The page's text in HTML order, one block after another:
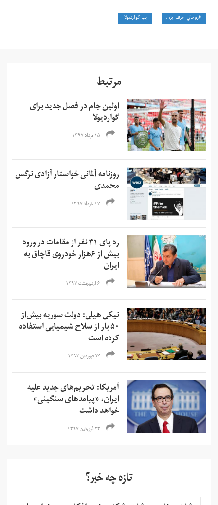
#روحاني_حرف_بزن پپ گواردیولا
مرتبط
اولین جام در فصل جدید برای
گواردیولا
۱۵ مرداد ۱۳۹۷
روزنامه آلمانی خواستار آزادی نرگس
محمدی
۱۷ خرداد ۱۳۹۷
رد پای ۳۱ نفر از مقامات در ورود
بیش از ۶هزار خودروی قاچاق به
ایران
۶ اردیبهشت ۱۳۹۷
نیکی هیلی: دولت سوریه بیش‌از
۵۰ بار از سلاح‌ شیمیایی استفاده
کرده است
۲۴ فروردین ۱۳۹۷
آمریکا: تحریم‌های جدید علیه
ایران، «پیامدهای سن‍گینی»
خواهد داشت
۲۳ فروردین ۱۳۹۷
تازه چه خبر؟